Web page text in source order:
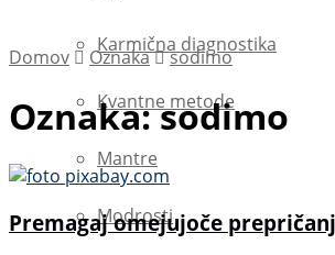
Karmična diagnostika
Kvantne metode
Mantre
Modrosti
Domov Oznaka sodimo
Oznaka:sodimo
Premagaj omejujoče